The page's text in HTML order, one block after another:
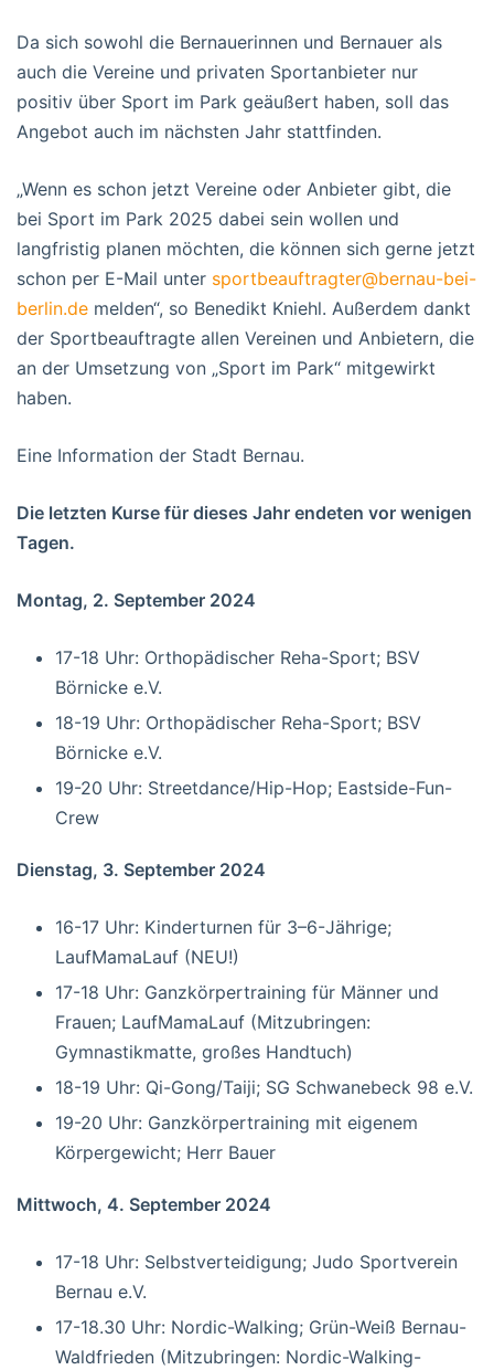
Da sich sowohl die Bernauerinnen und Bernauer als
auch die Vereine und privaten Sportanbieter nur
positiv über Sport im Park geäußert haben, soll das
Angebot auch im nächsten Jahr stattfinden.
„Wenn es schon jetzt Vereine oder Anbieter gibt, die
bei Sport im Park 2025 dabei sein wollen und
langfristig planen möchten, die können sich gerne jetzt
schon per E-Mail unter sportbeauftragter@bernau-bei-
berlin.de melden“, so Benedikt Kniehl. Außerdem dankt
der Sportbeauftragte allen Vereinen und Anbietern, die
an der Umsetzung von „Sport im Park“ mitgewirkt
haben.
Eine Information der Stadt Bernau.
Die letzten Kurse für dieses Jahr endeten vor wenigen
Tagen.
Montag, 2. September 2024
17-18 Uhr: Orthopädischer Reha-Sport; BSV
Börnicke e.V.
18-19 Uhr: Orthopädischer Reha-Sport; BSV
Börnicke e.V.
19-20 Uhr: Streetdance/Hip-Hop; Eastside-Fun-
Crew
Dienstag, 3. September 2024
16-17 Uhr: Kinderturnen für 3–6-Jährige;
LaufMamaLauf (NEU!)
17-18 Uhr: Ganzkörpertraining für Männer und
Frauen; LaufMamaLauf (Mitzubringen:
Gymnastikmatte, großes Handtuch)
18-19 Uhr: Qi-Gong/Taiji; SG Schwanebeck 98 e.V.
19-20 Uhr: Ganzkörpertraining mit eigenem
Körpergewicht; Herr Bauer
Mittwoch, 4. September 2024
17-18 Uhr: Selbstverteidigung; Judo Sportverein
Bernau e.V.
17-18.30 Uhr: Nordic-Walking; Grün-Weiß Bernau-
Waldfrieden (Mitzubringen: Nordic-Walking-